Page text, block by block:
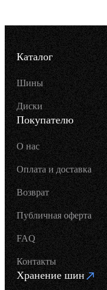
Каталог
Шины
Диски
Покупателю
О нас
Оплата и доставка
Возврат
Публичная оферта
FAQ
Контакты
Хранение шин